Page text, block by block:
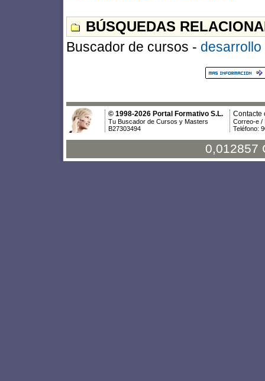
BÚSQUEDAS
Buscador de cursos - desarrollo
© 1998-2026 Portal Formativo S.L.
Tu Buscador de Cursos y Masters
B27303494
Contacte
Correo-e /
Teléfono:
0,012857